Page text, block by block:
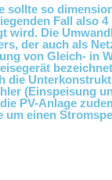
sollte so
Fall also
wird. Die
der auch als
von Gleich- in
die
(Einspeisung
PV-Anlage
um einen